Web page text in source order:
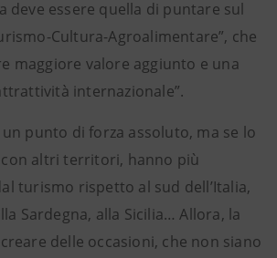
deve essere quella di puntare sul
Cultura-Agroalimentare”, che
maggiore valore aggiunto e una
internazionale”.
punto di forza assoluto, ma se lo
altri territori, hanno più
turismo rispetto al sud dell’Italia,
Sardegna, alla Sicilia… Allora, la
delle occasioni, che non siano